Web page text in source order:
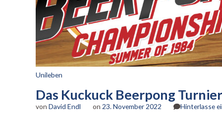
Unileben
Das Kuckuck Beerpong Turnier
von David Endl on 23. November 2022 Hinterlasse